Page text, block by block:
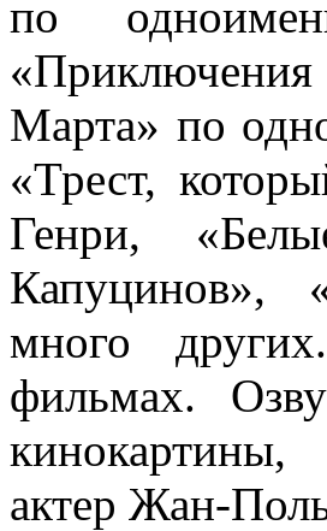
по
Марта» по
«Трест,
Генри,
Капуцинов»,
много
фильмах.
актер Жан-